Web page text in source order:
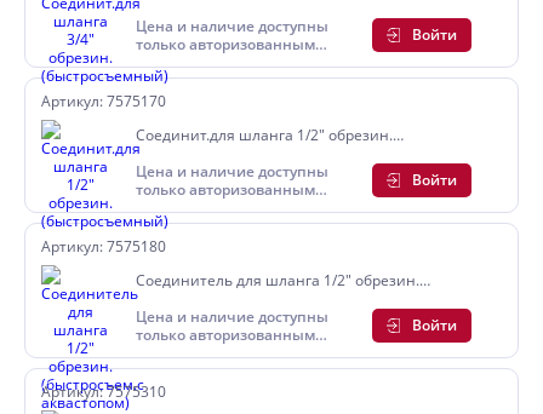
(быстросъемный)
Цена и наличие доступны
только авторизованным
пользователям
Войти
Артикул: 7575170
Соединит.для шланга 1/2" обрезин.
(быстросъемный)
Цена и наличие доступны
только авторизованным
пользователям
Войти
Артикул: 7575180
Соединитель для шланга 1/2" обрезин.
(быстросъем.с аквастопом)
Цена и наличие доступны
только авторизованным
пользователям
Войти
Артикул: 7575310